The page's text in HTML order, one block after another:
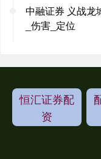
中融证券 义战龙
_伤害_定位
恒汇证券配
资